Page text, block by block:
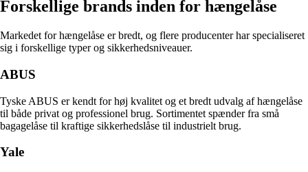
Forskellige brands inden for hængelåse
Markedet for hængelåse er bredt, og flere producenter har specialiseret
sig i forskellige typer og sikkerhedsniveauer.
ABUS
Tyske ABUS er kendt for høj kvalitet og et bredt udvalg af hængelåse
til både privat og professionel brug. Sortimentet spænder fra små
bagagelåse til kraftige sikkerhedslåse til industrielt brug.
Yale